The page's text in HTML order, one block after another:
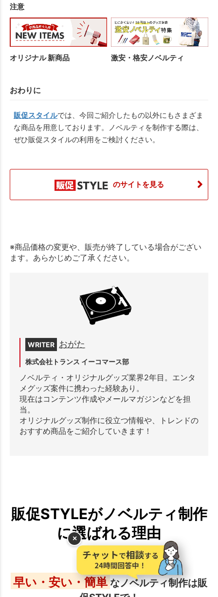
注意
オリジナル 新商品 激安・格安ノベルティ
おわりに
販促スタイルでは、今回ご紹介したもの以外にもさまざま
な商品を用意しております。ノベルティを制作する際は、
ぜひ販促スタイルの利用をご検討ください。
のサイトを見る
※商品価格の変更や、販売が終了している場合がござい
ます。あらかじめご了承ください。
WRITER おがた
株式会社トランス イーコマース部
ノベルティ・オリジナルグッズ業界2年目。エンタ
メグッズ案件に携わった経験あり。
現在はコンテンツ作成やメールマガジンなどを担
当。
オリジナルグッズ制作に役立つ情報や、トレンドの
おすすめ商品をご紹介していきます！
販促STYLEがノベルティ制作
に選ばれる理由
早い・安い・簡単 なノベルティ制作は販
×